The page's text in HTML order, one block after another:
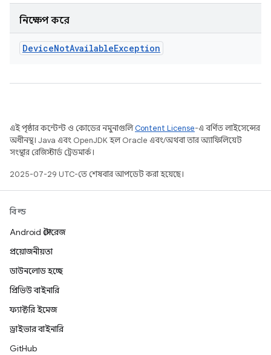
নিক্ষেপ করে
DeviceNotAvailableException
এই পৃষ্ঠার কন্টেন্ট ও কোডের নমুনাগুলিContent License-এ বর্ণিত লাইসেন্সের
অধীনস্থ। Java এবং OpenJDK হল Oracle এবং/অথবা তার অ্যাফিলিয়েট
সংস্থার রেজিস্টার্ড ট্রেডমার্ক।
2025-07-29 UTC-তে শেষবার আপডেট করা হয়েছে।
বিল্ড
Android স্টোরেজ
প্রয়োজনীয়তা
ডাউনলোড হচ্ছে
প্রিভিউ বাইনারি
ফ্যাক্টরি ইমেজ
ড্রাইভার বাইনারি
GitHub